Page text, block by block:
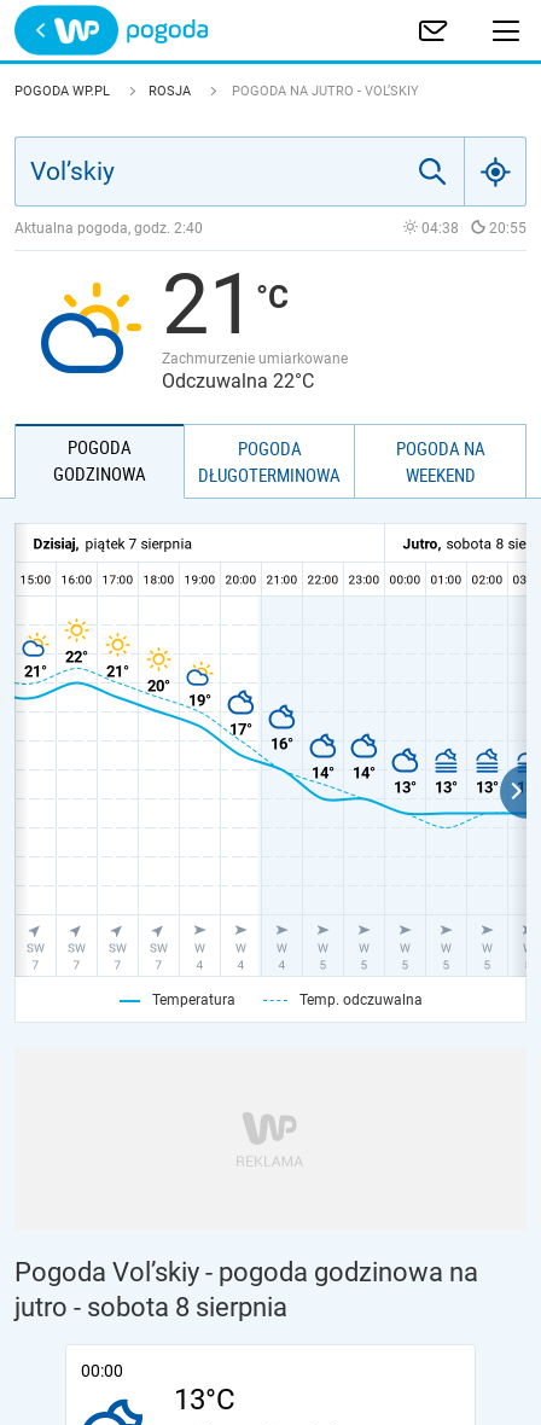
Trwa ładowanie
POLSKA
JAKOŚĆ POWIETRZA
POGODA WP.PL ROSJA POGODA NA JUTRO - VOL’SKIY
Aktualna pogoda, godz. 2:40 04:38 20:55
21
Zachmurzenie umiarkowane
Odczuwalna 22°C
POGODA
GODZINOWA
POGODA
DŁUGOTERMINOWA
POGODA NA
WEEKEND
Temperatura Temp. odczuwalna
Pogoda Vol’skiy - pogoda godzinowa na
jutro - sobota 8 sierpnia
00:00
13°C